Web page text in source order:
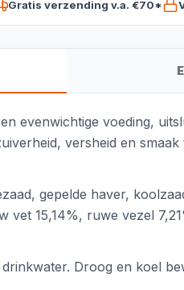
Gratis verzending v.a. €70*
evenwichtige voeding,
versheid en
gepelde haver,
vet 15,14%, ruwe vezel
Droog en koel